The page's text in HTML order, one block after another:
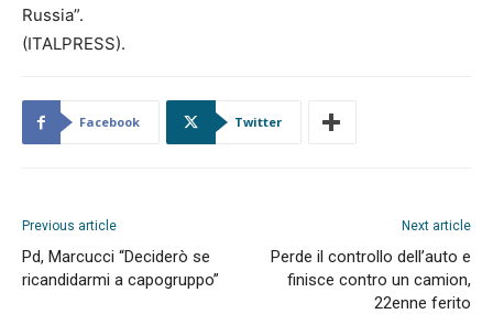
Russia”.
(ITALPRESS).
Facebook Twitter
Previous article
Pd, Marcucci “Deciderò se
ricandidarmi a capogruppo”
Next article
Perde il controllo dell’auto e
finisce contro un camion,
22enne ferito